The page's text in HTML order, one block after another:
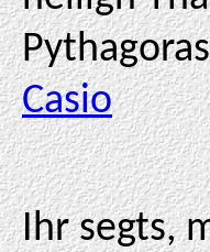
Casio
Ihr segts,